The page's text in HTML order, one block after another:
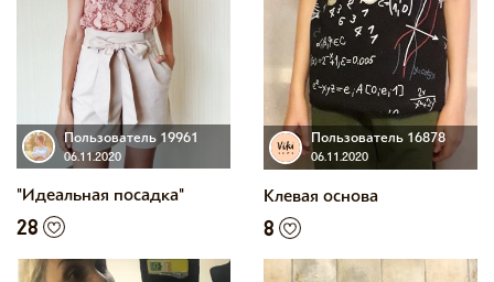
Пользователь 19961
06.11.2020
"Идеальная посадка"
28
Пользователь 16878
06.11.2020
Клевая основа
8